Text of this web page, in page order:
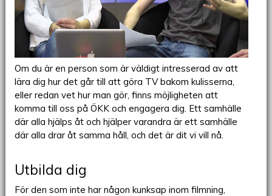
Om du är en person som är väldigt intresserad av att
lära dig hur det går till att göra TV bakom kulisserna,
eller redan vet hur man gör, finns möjligheten att
komma till oss på ÖKK och engagera dig. Ett samhälle
där alla hjälps åt och hjälper varandra är ett samhälle
där alla drar åt samma håll, och det är dit vi vill nå.
Utbilda dig
För den som inte har någon kunksap inom filmning,